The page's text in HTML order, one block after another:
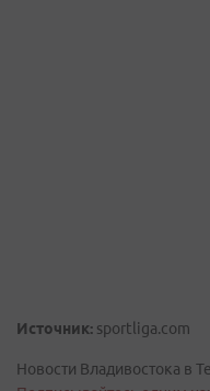
Источник: sportliga.com
Новости Владивостока в